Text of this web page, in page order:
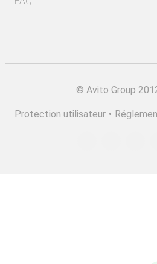
© Avito Group
Protection utilisateur •